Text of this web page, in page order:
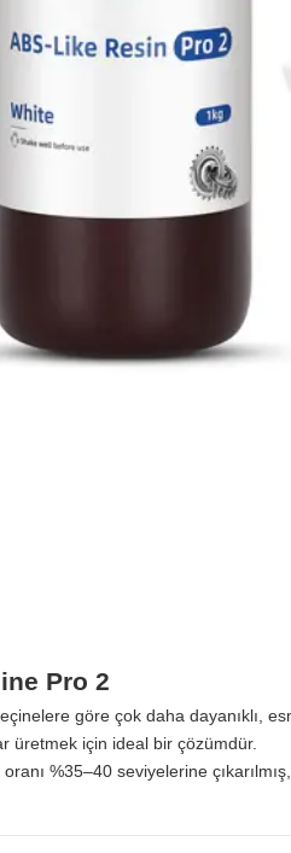
Pro 2
göre çok daha dayanıklı,
üretmek için ideal bir çözümdür.
%35–40 seviyelerine